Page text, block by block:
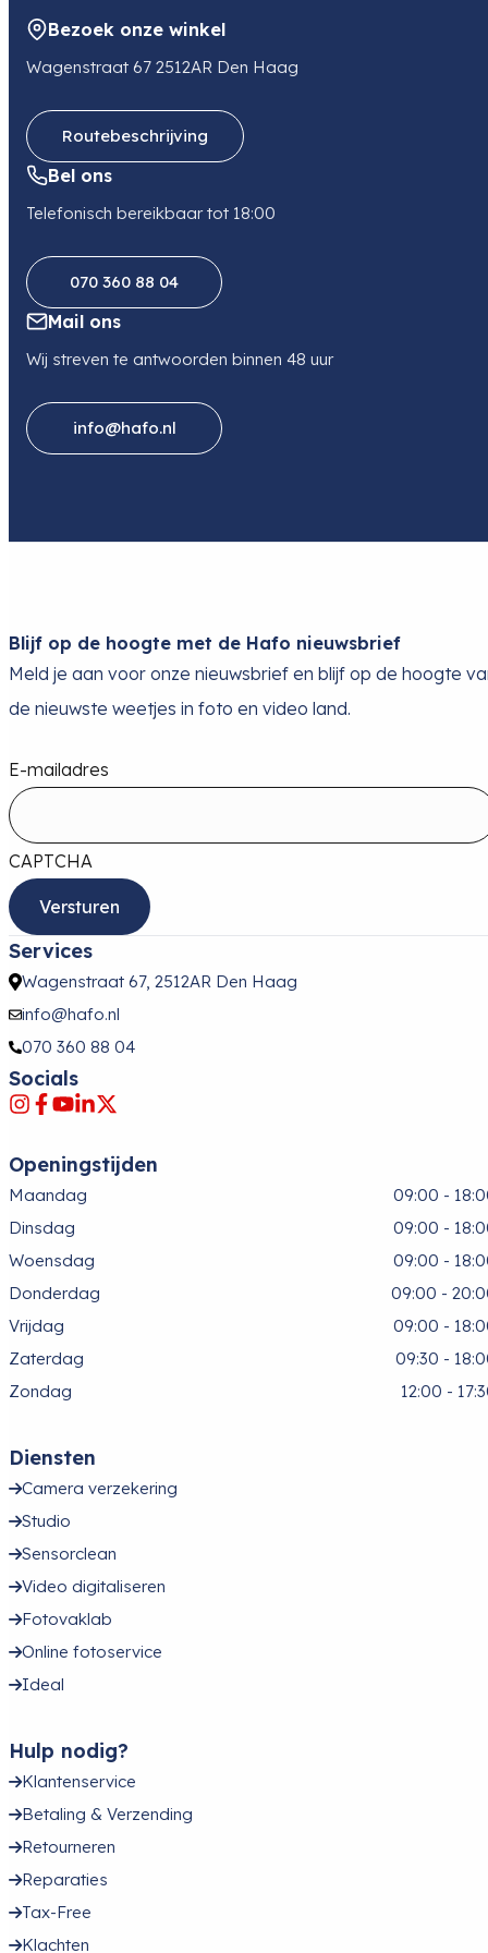
E-mail
verkoop@ac-systems.com
0418575050
Bezoek onze winkel
Wagenstraat 67 2512AR Den Haag
Routebeschrijving
Bel ons
Telefonisch bereikbaar tot 18:00
070 360 88 04
Mail ons
Wij streven te antwoorden binnen 48 uur
info@hafo.nl
Blijf op de hoogte met de Hafo nieuwsbrief
Meld je aan voor onze nieuwsbrief en blijf op de hoogte
de nieuwste weetjes in foto en video land.
E-mailadres
CAPTCHA
Services
Wagenstraat 67, 2512AR Den Haag
info@hafo.nl
070 360 88 04
Socials
Openingstijden
Maandag
09:00 -
Dinsdag
09:00 -
Woensdag
09:00 -
Donderdag
09:00 -
Vrijdag
09:00 -
Zaterdag
09:30 -
Zondag
12:00 -
Diensten
Camera verzekering
Studio
Sensorclean
Video digitaliseren
Fotovaklab
Online fotoservice
Ideal
Hulp nodig?
Klantenservice
Betaling & Verzending
Retourneren
Reparaties
Tax-Free
Klachten